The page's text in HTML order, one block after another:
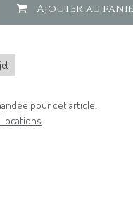
Ajouter au
pour cet article.
locations